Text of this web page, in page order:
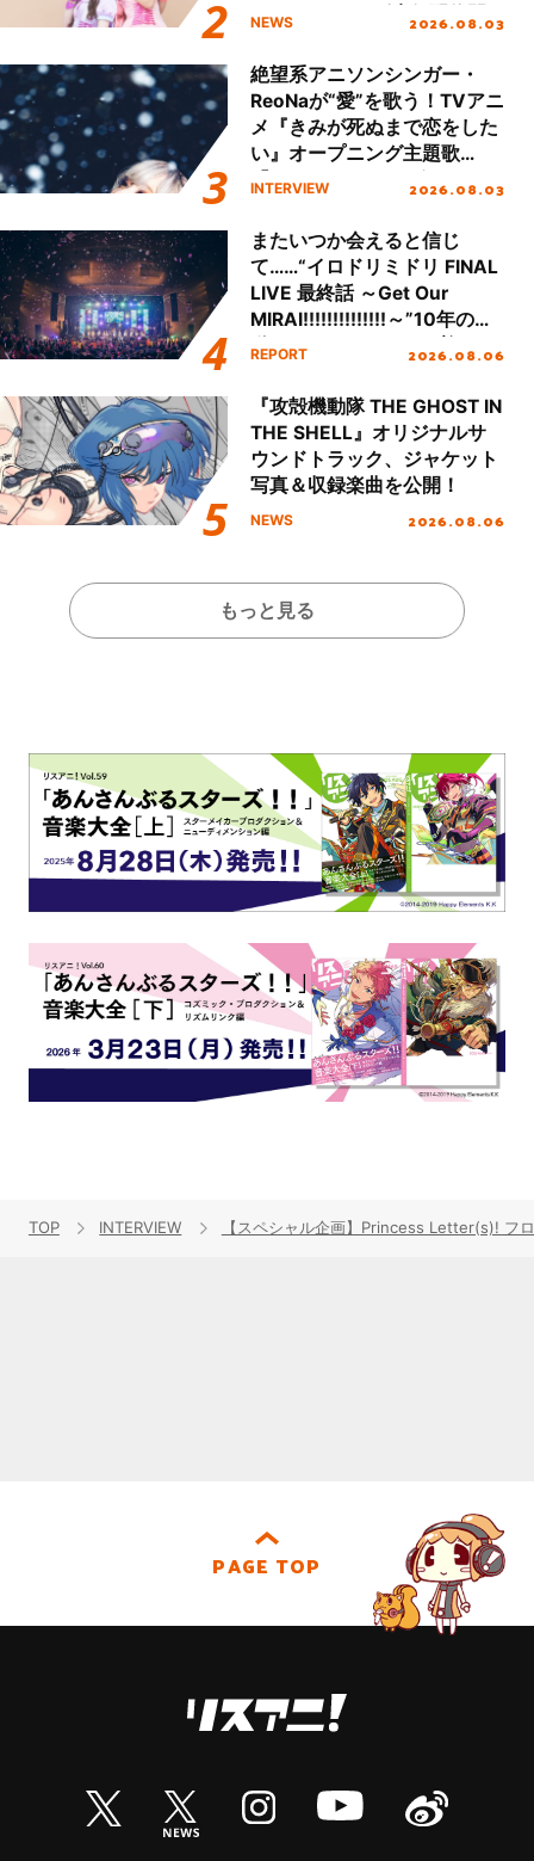
える」TVサイズ先行配信開
NEWS 2026.08.03
絶望系アニソンシンガー・
ReoNaが“愛”を歌う！TVアニ
メ『きみが死ぬまで恋をした
い』オープニング主題歌
「Amore」インタビュー
INTERVIEW 2026.08.03
またいつか会えると信じ
て……“イロドリミドリ FINAL
LIVE 最終話 ～Get Our
MIRAI!!!!!!!!!!!!!!～”10年の活
動を経てファイナルを迎える
REPORT 2026.08.06
『攻殻機動隊 THE GHOST IN
THE SHELL』オリジナルサ
ウンドトラック、ジャケット
写真＆収録楽曲を公開！
NEWS 2026.08.06
もっと見る
TOP INTERVIEW 【スペシャル企画】Princess Letter(s)! フ
PAGE TOP